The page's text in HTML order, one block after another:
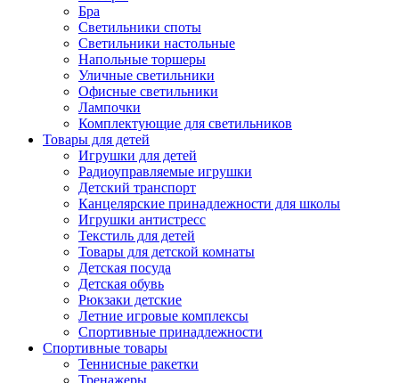
Бра
Светильники споты
Светильники настольные
Напольные торшеры
Уличные светильники
Офисные светильники
Лампочки
Комплектующие для светильников
Товары для детей
Игрушки для детей
Радиоуправляемые игрушки
Детский транспорт
Канцелярские принадлежности для школы
Игрушки антистресс
Текстиль для детей
Товары для детской комнаты
Детская посуда
Детская обувь
Рюкзаки детские
Летние игровые комплексы
Спортивные принадлежности
Спортивные товары
Теннисные ракетки
Тренажеры